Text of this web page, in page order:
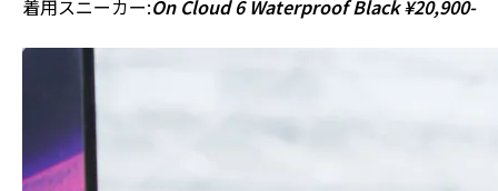
着用スニーカー:On Cloud 6 Waterproof Black ¥20,900-